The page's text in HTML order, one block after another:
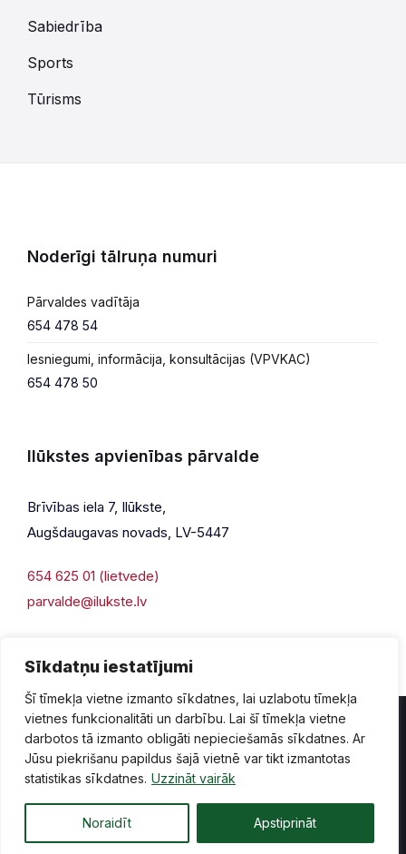
Sīkdatņu iestatījumi
Šī tīmekļa vietne izmanto sīkdatnes, lai uzlabotu tīmekļa
vietnes funkcionalitāti un darbību. Lai šī tīmekļa vietne
darbotos tā izmanto obligāti nepieciešamās sīkdatnes. Ar
Jūsu piekrišanu papildus šajā vietnē var tikt izmantotas
statistikas sīkdatnes. Uzzināt vairāk
Noraidīt Apstiprināt
Sabiedrība
Sports
Tūrisms
Noderīgi tālruņa numuri
Pārvaldes vadītāja
654 478 54
Iesniegumi, informācija, konsultācijas (VPVKAC)
654 478 50
Ilūkstes apvienības pārvalde
Brīvības iela 7, Ilūkste,
Augšdaugavas novads, LV-5447
654 625 01 (lietvede)
parvalde@ilukste.lv
Privātuma politika Piekļūstamība
Lapas karte
© 2026 Ilūkste, publicētā satura visas tiesības aizsargātas.